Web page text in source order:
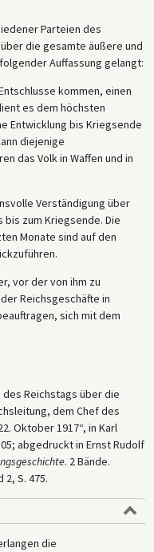
Parteien des
die gesamte äußere und
Auffassung gelangt:
kommen, einen
es dem höchsten
Entwicklung bis Kriegsende
diejenige
das Volk in Waffen und in
Verständigung über
zum Kriegsende. Die
Monate sind auf den
vor der von ihm zu
Reichsgeschäfte in
sich mit dem
Reichstags über die
dem Chef des
Oktober 1917“, in Karl
abgedruckt in Ernst Rudolf
. 2 Bände.
S. 475.
die